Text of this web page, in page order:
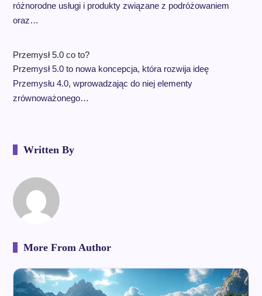
różnorodne usługi i produkty związane z podróżowaniem
oraz…
Przemysł 5.0 co to?
Przemysł 5.0 to nowa koncepcja, która rozwija ideę
Przemysłu 4.0, wprowadzając do niej elementy
zrównoważonego…
Written By
More From Author